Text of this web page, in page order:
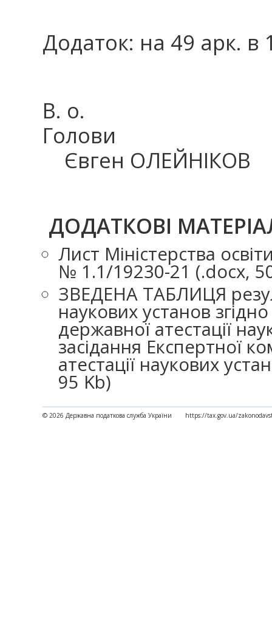
Додаток: на 49 арк. в
В. о.
Євген ОЛЕЙНІКОВ
ДОДАТКОВІ
Лист Міністерства
№ 1.1/19230-21 (.docx,
ЗВЕДЕНА ТАБЛИЦЯ
наукових установ
державної атестації
засідання Експертної
атестації наукових
95 Kb)
© 2026 Державна податкова служба України https://tax.gov.ua/